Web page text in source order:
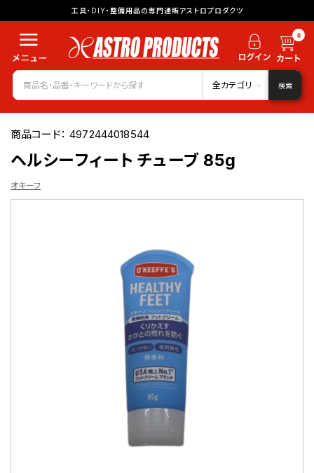
工具・DIY・整備用品の専門通販アストロプロダクツ
0
全カテゴリ 検索
商品コード：4972444018544
ヘルシーフィート チューブ 85g
オキーフ